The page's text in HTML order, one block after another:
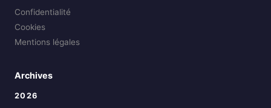
Confidentialité
Cookies
Mentions légales
Archives
2026